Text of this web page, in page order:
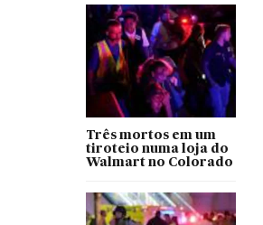
Três mortos em um
tiroteio numa loja do
Walmart no Colorado